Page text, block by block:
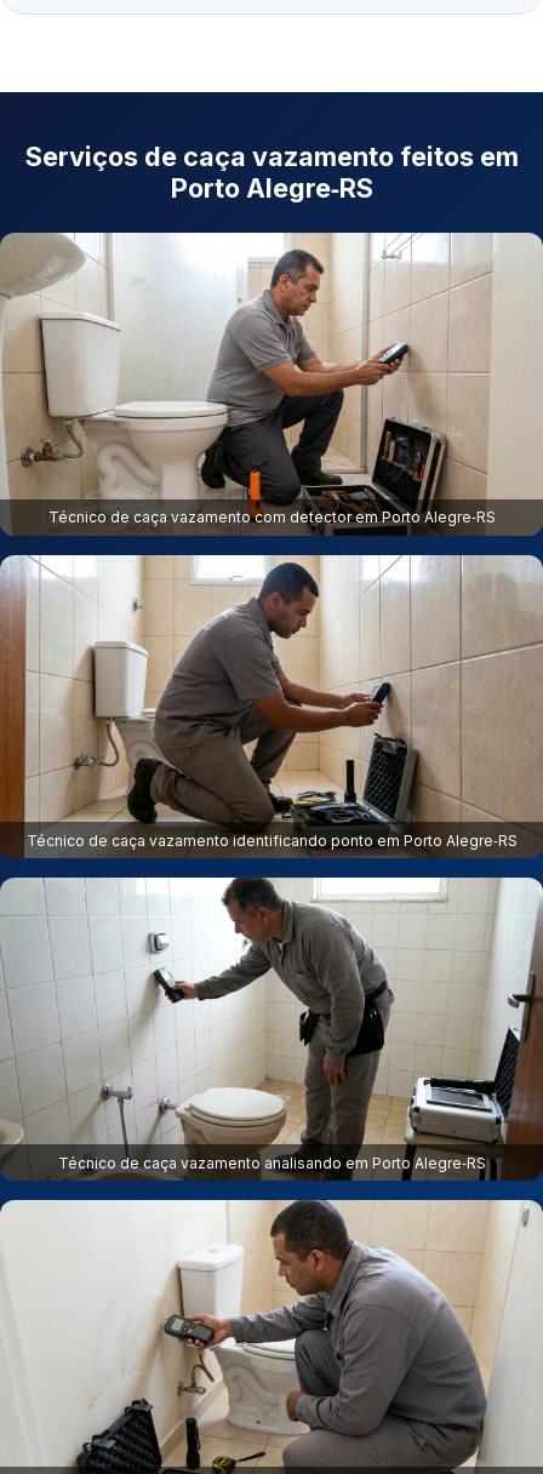
Serviços de caça vazamento feitos em
Porto Alegre‑RS
Técnico de caça vazamento com detector em Porto Alegre‑RS
Técnico de caça vazamento identificando ponto em Porto Alegre‑RS
Técnico de caça vazamento analisando em Porto Alegre‑RS